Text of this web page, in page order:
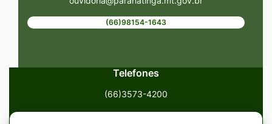
(66)98154-1643
Telefones
(66)3573-4200